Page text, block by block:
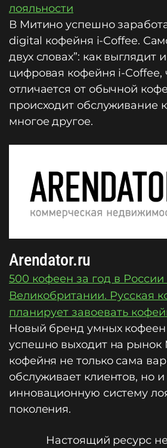
лояльности
В Митино успешно
digital кофейня i-Coffee.
двух словах”: как выглядит
цифровая кофейня i-Coffee,
отличается от обычной
происходит обслуживание
многое другое.
Arendator.ru
500 кофеен за год в России
Великобритании. Русская
планирует завоевать
Новый бренд умных кофеен
успешно выходит на рынок
кофейня не только сама
обслуживает клиентов, но
инновационную систему
поколения.
Настоящий ресурс